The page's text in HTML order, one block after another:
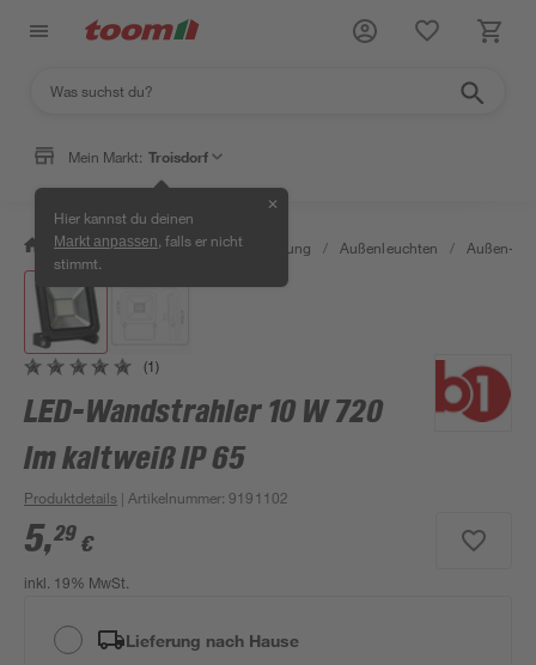
Mein Markt: Troisdorf
Hier kannst du deinen
Markt anpassen , falls er nicht
stimmt.
✕
/ Wohnen & Haushalt / Beleuchtung / Außenleuchten / Außen-
(1)
LED-Wandstrahler 10 W 720
lm kaltweiß IP 65
Produktdetails | Artikelnummer:9191102
5,29 €
inkl. 19% MwSt.
Lieferung nach Hause